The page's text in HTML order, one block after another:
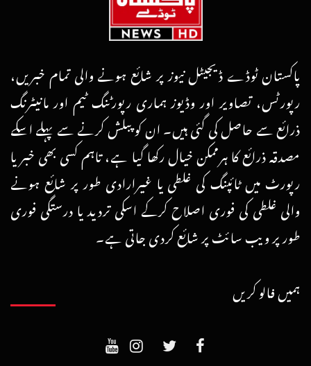
پاکستان ٹوڈے ڈیجیٹل نیوز پر شائع ہونے والی تمام خبریں،
رپورٹس، تصاویر اور وڈیوز ہماری رپورٹنگ ٹیم اور مانیٹرنگ
ذرائع سے حاصل کی گئی ہیں۔ ان کو پبلش کرنے سے پہلے اسکے
مصدقہ ذرائع کا ہرممکن خیال رکھا گیا ہے، تاہم کسی بھی خبر یا
رپورٹ میں ٹائپنگ کی غلطی یا غیرارادی طور پر شائع ہونے
والی غلطی کی فوری اصلاح کرکے اسکی تردید یا درستگی فوری
طور پر ویب سائٹ پر شائع کردی جاتی ہے۔
ہمیں فالو کریں